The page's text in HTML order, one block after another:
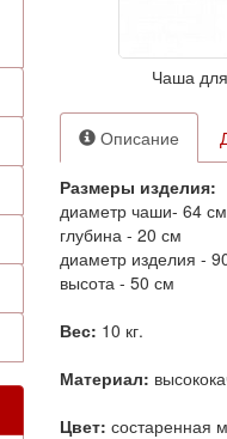
Чаша
Описание
Размеры изделия:
диаметр чаши- 64 см
глубина - 20 см
диаметр изделия -
высота - 50 см
Вес: 10 кг.
Материал:
Цвет: состаренная